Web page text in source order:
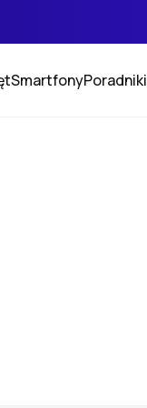
SmartfonyPoradniki